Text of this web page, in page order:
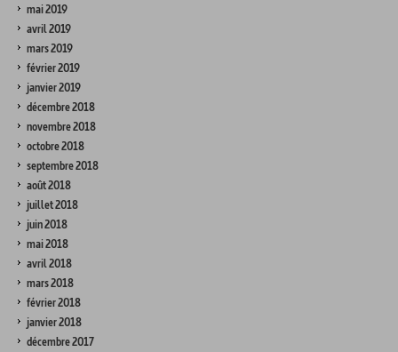
mai 2019
avril 2019
mars 2019
février 2019
janvier 2019
décembre 2018
novembre 2018
octobre 2018
septembre 2018
août 2018
juillet 2018
juin 2018
mai 2018
avril 2018
mars 2018
février 2018
janvier 2018
décembre 2017